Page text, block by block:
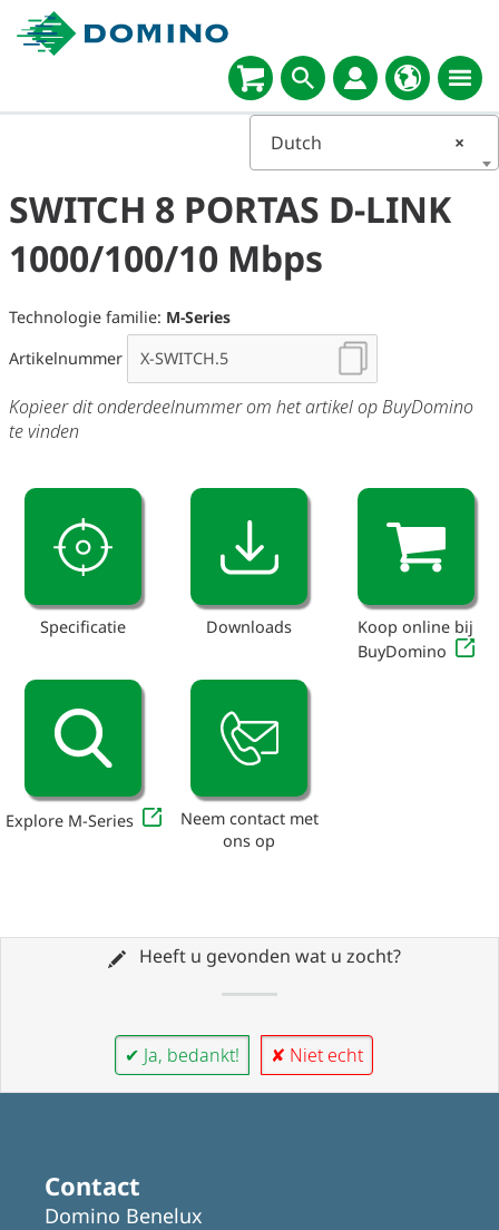
Select
language
×
Dutch
SWITCH 8 PORTAS D-LINK
1000/100/10 Mbps
Technologie familie: M-Series
Artikelnummer
Kopieer dit onderdeelnummer om het artikel op BuyDomino
te vinden
Specificatie Downloads
Koop online bij
BuyDomino
Explore M-Series
Neem contact met
ons op
Heeft u gevonden wat u zocht?
✔ Ja, bedankt! ✘ Niet echt
Contact
Domino Benelux